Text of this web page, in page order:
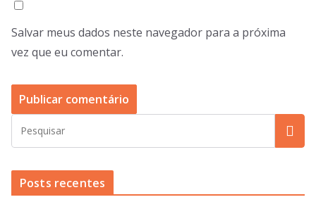
Salvar meus dados neste navegador para a próxima
vez que eu comentar.
Posts recentes